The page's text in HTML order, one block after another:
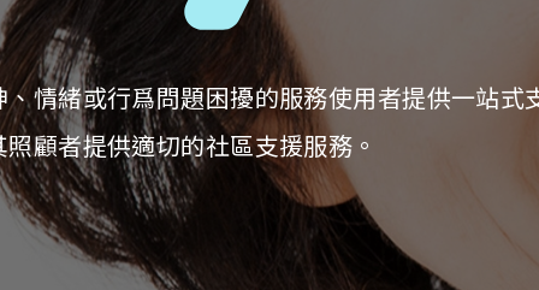
情緒或行爲問題困擾的服務使用者提供一站式
顧者提供適切的社區支援服務。